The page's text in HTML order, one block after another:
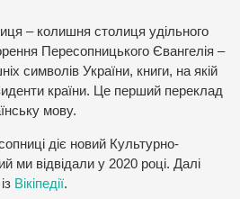
– колишня столиця удільного
Пересопницького Євангелія –
символів України, книги, на якій
країни. Це перший переклад
мову.
діє новий Культурно-
ми відвідали у 2020 році. Далі
Вікіпедії.